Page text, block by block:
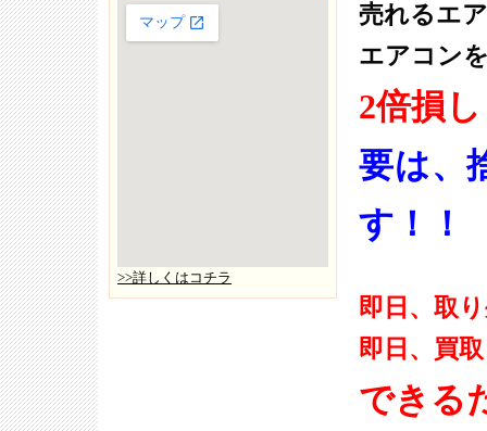
売れるエ
エアコン
2倍損
要は、
す！！
即日、取
即日、買取
できる
>>詳しくはコチラ